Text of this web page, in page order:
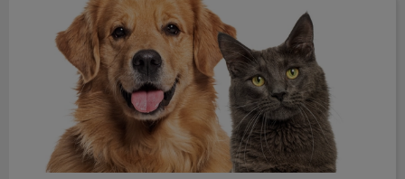
Chiens et chats